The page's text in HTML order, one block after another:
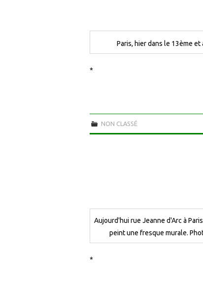
Paris, hier dans le 13ème
*
NON CLASSÉ
Aujourd'hui rue Jeanne d'Arc à
peint une fresque murale.
*